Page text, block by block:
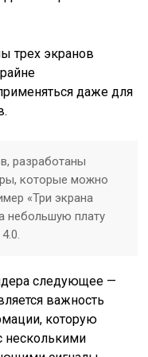
трех экранов
даже для
разработаны
которые можно
«Три экрана
небольшую плату
следующее —
важность
которую
несколькими